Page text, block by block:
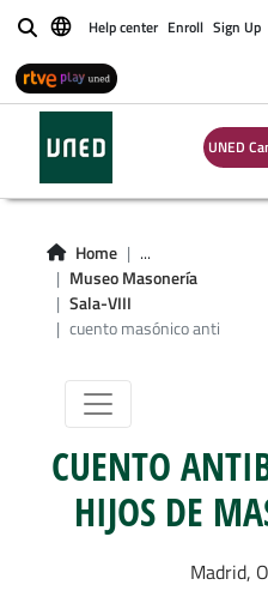
BuscarHelp center Enroll Sign Up
UNED
Home
...
Museo Masonería
Sala-VIII
cuento masónico anti
Sala-
CUENTO
HIJOS DE
Madrid,